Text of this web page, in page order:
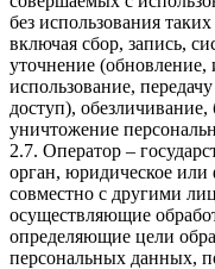
без использования
включая сбор, запись,
уточнение (обновление,
использование,
доступ),
уничтожение
2.7. Оператор –
орган, юридическое или
совместно с другими
осуществляющие
определяющие цели
персональных данных,